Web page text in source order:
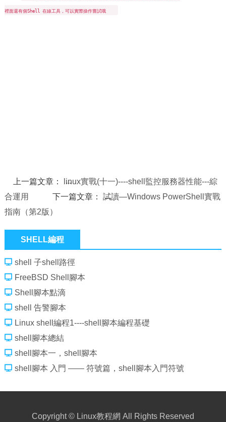
裡面還有個Shell 在線工具，可以實際操作嘗試哦
上一篇文章：
linux實戰(十一)----shell監控服務器性能---綜
合運用
下一篇文章： 試讀—Windows PowerShell實戰
指南（第2版）
SHELL編程
shell 子shell路徑
FreeBSD Shell腳本
Shell腳本點滴
shell 告警腳本
Linux shell編程1----shell腳本編程基礎
shell腳本總結
shell腳本一，shell腳本
shell腳本 入門 —— 符號篇，shell腳本入門符號
Copyright © Linux教程網 All Rights Reserved